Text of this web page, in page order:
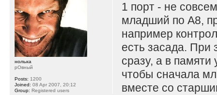
1 порт - не
младший по A8,
например
есть засада. При
сразу, а в
чтобы сначала
вместе со
нолька
рОвный
Posts: 1200
Joined: 08 Apr 2007, 20:12
Group: Registered users